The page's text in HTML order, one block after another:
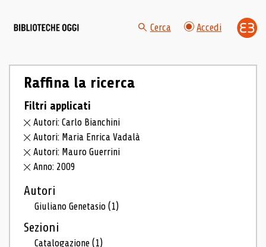
Cerca Accedi
Raffina la ricerca
Filtri applicati
Autori: Carlo Bianchini
Autori: Maria Enrica Vadalà
Autori: Mauro Guerrini
Anno: 2009
Autori
Giuliano Genetasio(1)
Sezioni
Catalogazione(1)